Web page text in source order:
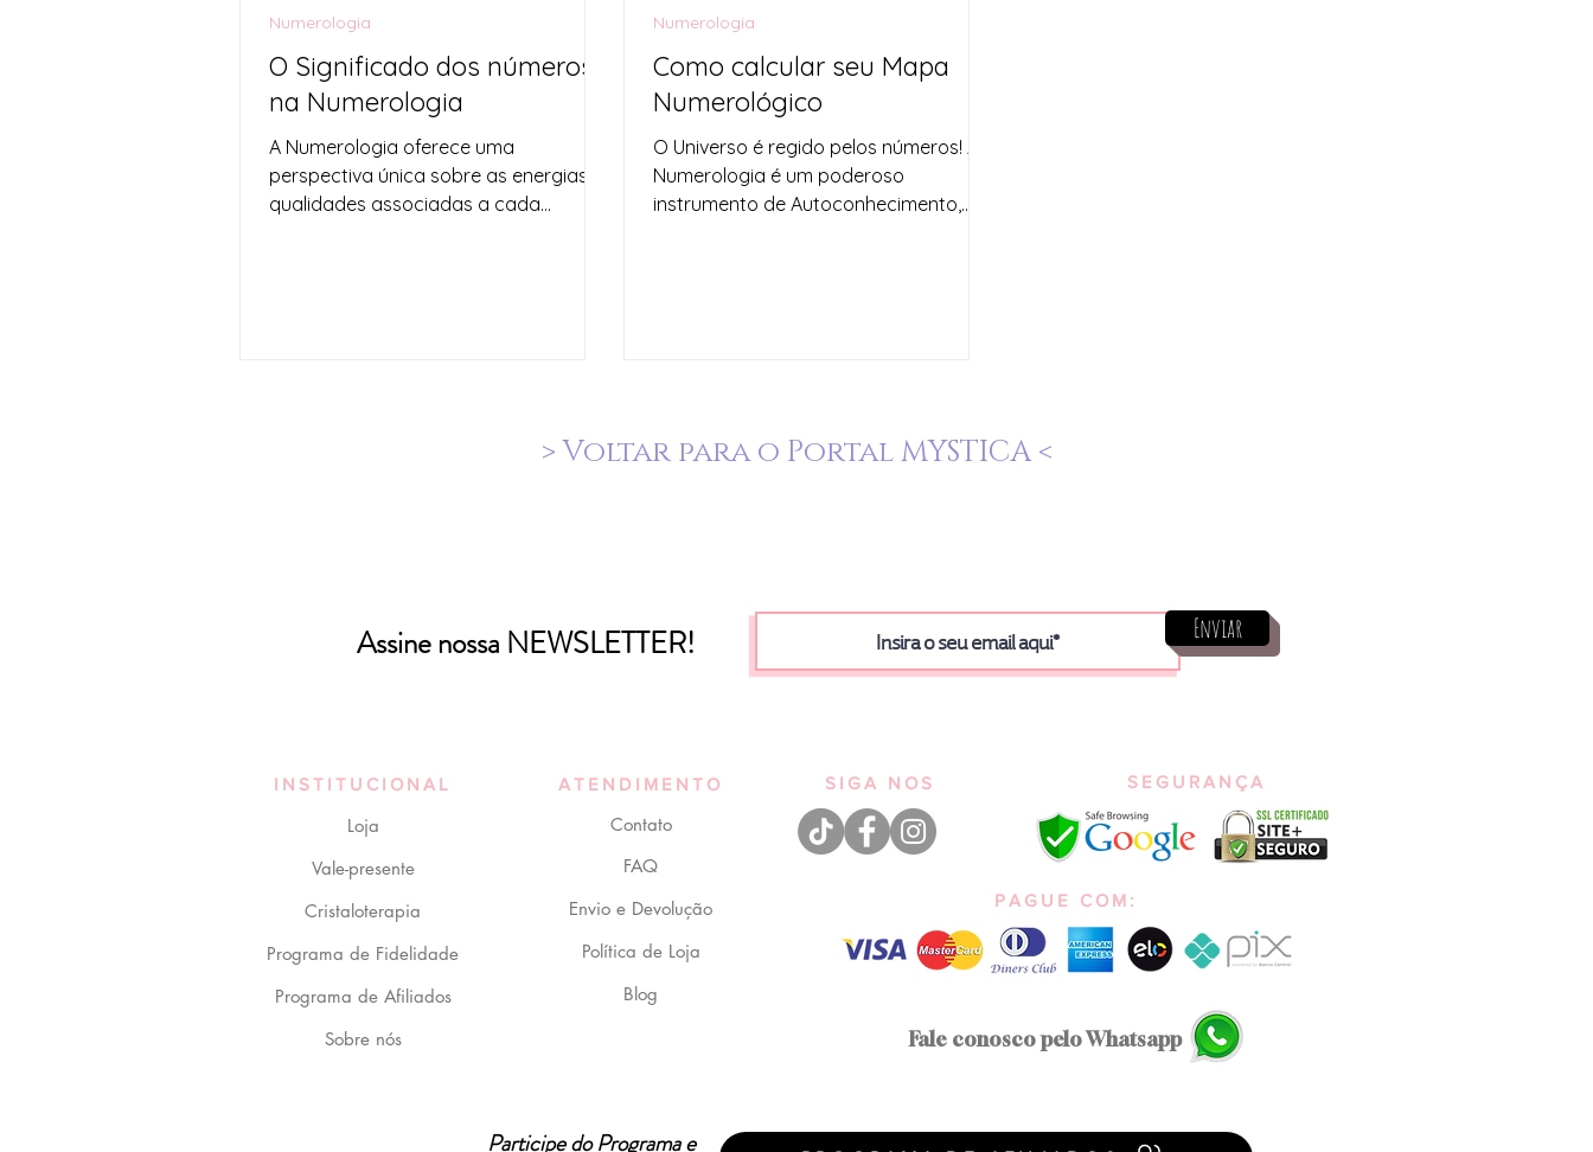
O Significado dos números
na Numerologia
A Numerologia oferece uma
perspectiva única sobre as energias e
qualidades associadas a cada
Numerologia
Como calcular seu Mapa
Numerológico
O Universo é regido pelos números! A
Numerologia é um poderoso
instrumento de Autoconhecimento,
Numerologia
> Voltar para o Portal MYSTICA <
Enviar
Assine nossa NEWSLETTER!
INSTITUCIONAL
Loja
Vale-presente
Cristaloterapia
Programa de Fidelidade
Programa de Afiliados
Sobre nós
ATENDIMENTO
Contato
FAQ
Envio e Devolução
Política de Loja
Blog
SIGA NOS SEGURANÇA
PAGUE COM:
Fale conosco pelo Whatsapp
Participe do Programa e